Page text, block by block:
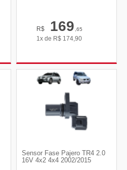
R$ 169,65
1x de R$ 174,90
Sensor Fase Pajero TR4 2.0
16V 4x2 4x4 2002/2015